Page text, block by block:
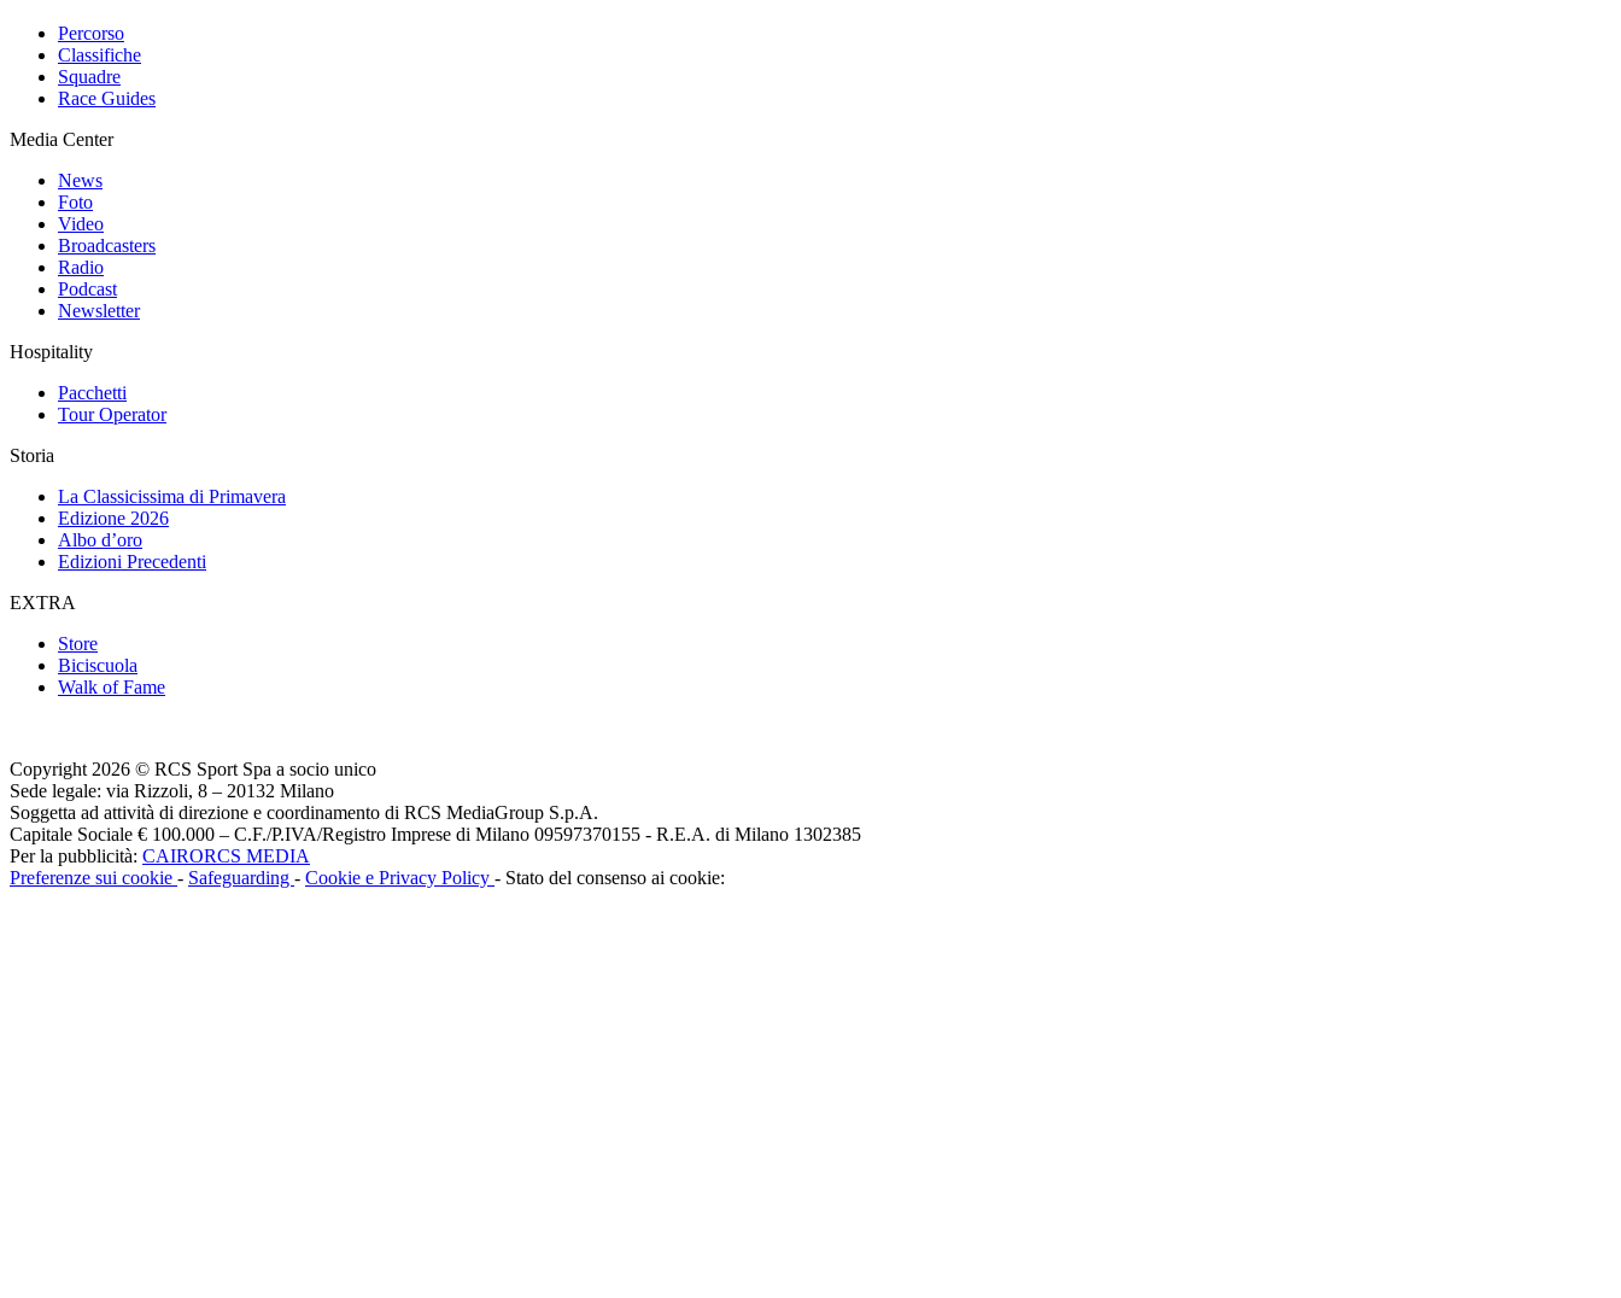
Percorso
Classifiche
Squadre
Race Guides
Media Center
News
Foto
Video
Broadcasters
Radio
Podcast
Newsletter
Hospitality
Pacchetti
Tour Operator
Storia
La Classicissima di Primavera
Edizione 2026
Albo d’oro
Edizioni Precedenti
EXTRA
Store
Biciscuola
Walk of Fame
Copyright 2026 © RCS Sport Spa a socio unico
Sede legale: via Rizzoli, 8 – 20132 Milano
Soggetta ad attività di direzione e coordinamento di RCS MediaGroup S.p.A.
Capitale Sociale € 100.000 – C.F./P.IVA/Registro Imprese di Milano 09597370155 - R.E.A. di Milano 1302385
Per la pubblicità: CAIRORCS MEDIA
Preferenze sui cookie - Safeguarding - Cookie e Privacy Policy - Stato del consenso ai cookie: